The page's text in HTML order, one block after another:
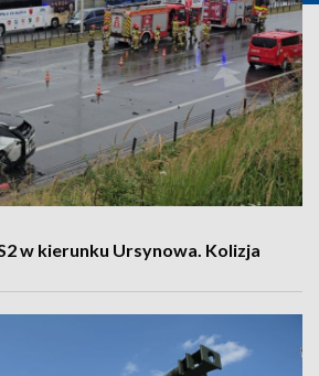
w kierunku Ursynowa. Kolizja